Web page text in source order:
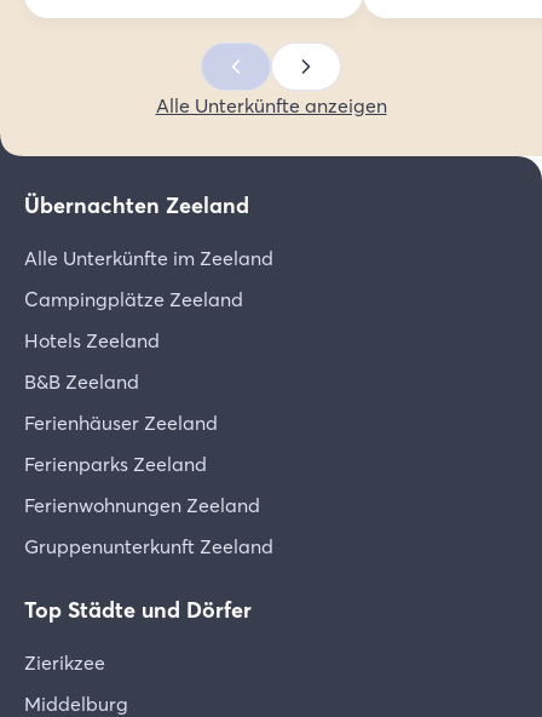
Alle Unterkünfte anzeigen
Übernachten Zeeland
Alle Unterkünfte im Zeeland
Campingplätze Zeeland
Hotels Zeeland
B&B Zeeland
Ferienhäuser Zeeland
Ferienparks Zeeland
Ferienwohnungen Zeeland
Gruppenunterkunft Zeeland
Top Städte und Dörfer
Zierikzee
Middelburg